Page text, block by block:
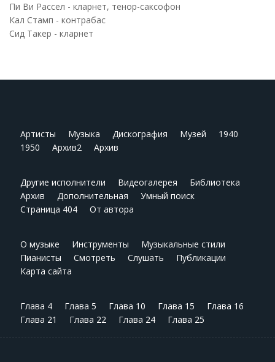
Пи Ви Рассел - кларнет, тенор-саксофон
Кал Стамп - контрабас
Сид Такер - кларнет
Артисты Музыка Дискография Музей
1940
1950
Архив2 Архив
Другие исполнители Видеогалерея
Библиотека
Архив
Дополнительная
Умный поиск
Страница 404
От автора
О музыке Инструменты
Музыкальные стили
Пианисты
Смотреть Слушать
Публикации
Карта сайта
Глава 4 Глава 5 Глава 10 Глава 15
Глава 16
Глава 21
Глава 22 Глава 24 Глава 25